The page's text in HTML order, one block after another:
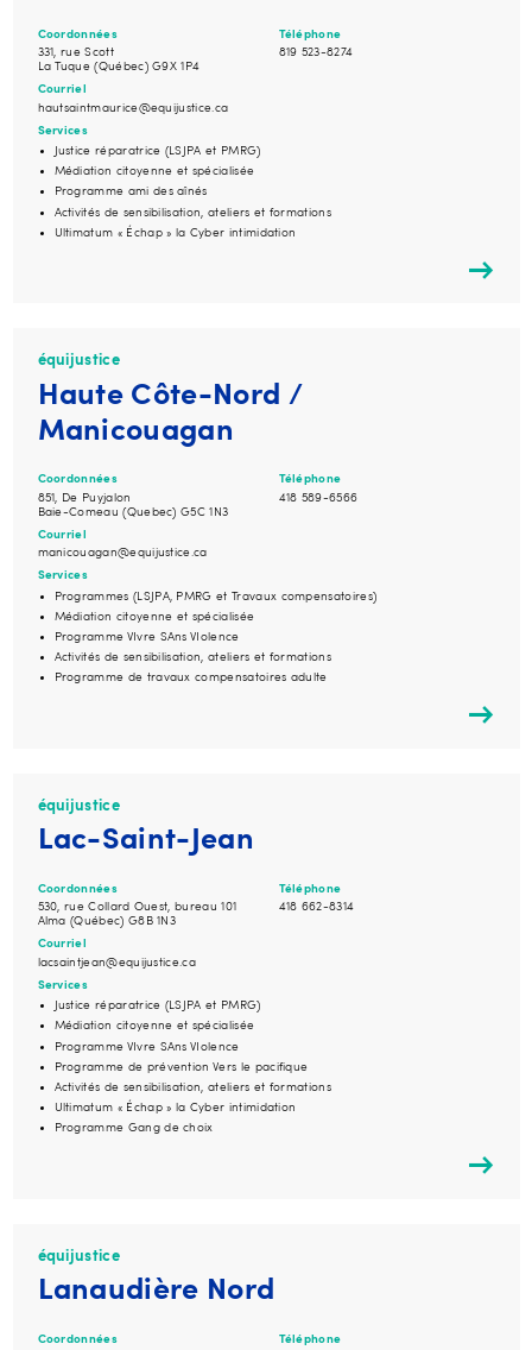
Coordonnées
331, rue Scott
La Tuque (Québec) G9X 1P4
Téléphone
819 523-8274
Courriel
hautsaintmaurice@equijustice.ca
Services
Justice réparatrice (LSJPA et PMRG)
Médiation citoyenne et spécialisée
Programme ami des aînés
Activités de sensibilisation, ateliers et formations
Ultimatum « Échap » la Cyber intimidation
équijustice
Haute Côte-Nord /
Manicouagan
Coordonnées
851, De Puyjalon
Baie-Comeau (Quebec) G5C 1N3
Téléphone
418 589-6566
Courriel
manicouagan@equijustice.ca
Services
Programmes (LSJPA, PMRG et Travaux compensatoires)
Médiation citoyenne et spécialisée
Programme VIvre SAns VIolence
Activités de sensibilisation, ateliers et formations
Programme de travaux compensatoires adulte
équijustice
Lac-Saint-Jean
Coordonnées
530, rue Collard Ouest, bureau 101
Alma (Québec) G8B 1N3
Téléphone
418 662-8314
Courriel
lacsaintjean@equijustice.ca
Services
Justice réparatrice (LSJPA et PMRG)
Médiation citoyenne et spécialisée
Programme VIvre SAns VIolence
Programme de prévention Vers le pacifique
Activités de sensibilisation, ateliers et formations
Ultimatum « Échap » la Cyber intimidation
Programme Gang de choix
équijustice
Lanaudière Nord
Coordonnées
Téléphone